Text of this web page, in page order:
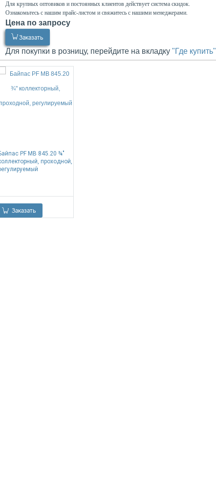
Для крупных оптовиков и постоянных клиентов действует система скидок.
Ознакомьтесь с нашим прайс-листом и свяжитесь с нашими менеджерами.
Цена по запросу
Заказать
Для покупки в розницу, перейдите на вкладку "Где купить"
PF MB 845.20 ¾"
проходной,
Заказать